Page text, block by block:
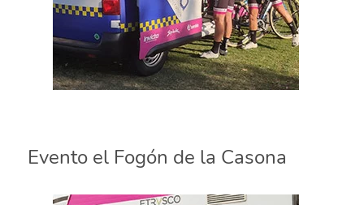
Evento el Fogón de la Casona